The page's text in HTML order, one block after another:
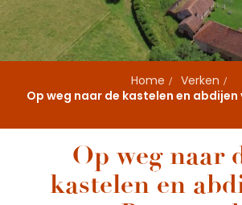
Home
Verken
Op weg naar de kastelen en
Op weg naar
kastelen en